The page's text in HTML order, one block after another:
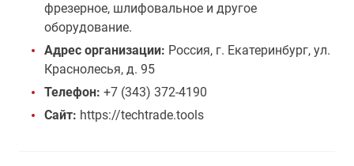
фрезерное, шлифовальное и другое
оборудование.
Адрес организации: Россия, г. Екатеринбург, ул.
Краснолесья, д. 95
Телефон: +7 (343) 372-4190
Сайт: https://techtrade.tools